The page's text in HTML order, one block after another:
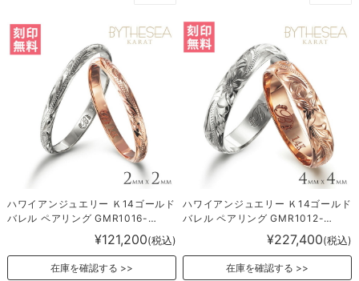
ハワイアンジュエリー Ｋ14ゴールド
バレル ペアリング GMR1016-
¥121,200(税込)
在庫を確認する
ハワイアンジュエリー Ｋ14ゴールド
バレル ペアリング GMR1012-
¥227,400(税込)
在庫を確認する